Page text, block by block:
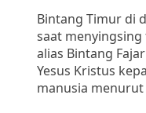
Bintang Timur di
saat menyingsing
alias Bintang
Yesus Kristus
manusia menurut